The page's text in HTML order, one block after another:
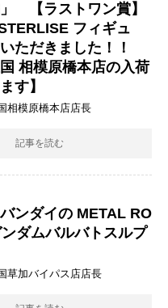
【ラストワン賞】
フィギュ
ただきました！！
国 相模原橋本店の入荷
す】
相模原橋本店店長
記事を読む
ンダイの METAL ​RO
ダムバルバトスルプ
草加バイパス店店長